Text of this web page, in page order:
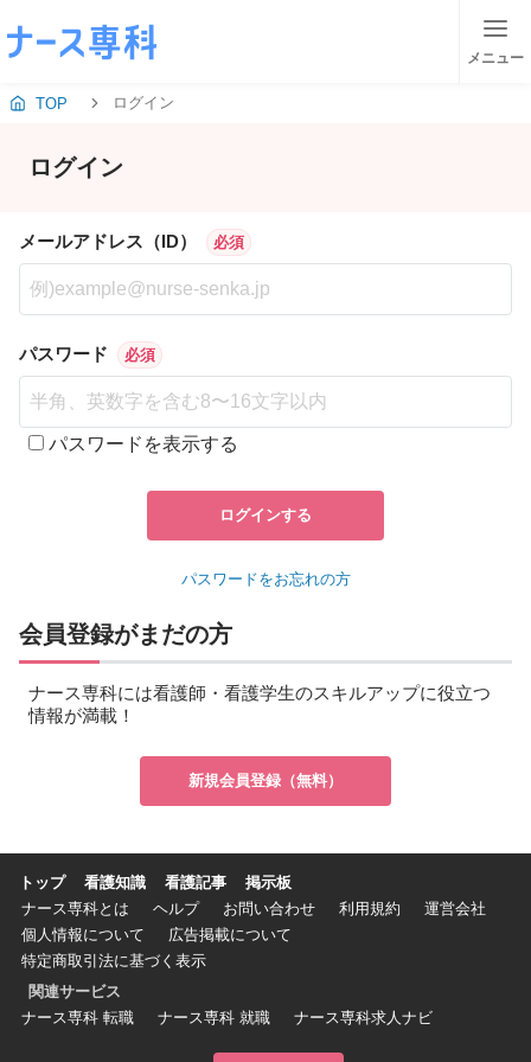
メニュー
TOP ログイン
ログイン
メールアドレス（ID） 必須
パスワード 必須
パスワードを表示する
ログインする
パスワードをお忘れの方
会員登録がまだの方
ナース専科には看護師・看護学生のスキルアップに役立つ
情報が満載！
新規会員登録（無料）
トップ 看護知識 看護記事
掲示板
ナース専科とは
ヘルプ お問い合わせ 利用規約
運営会社
個人情報について
広告掲載について
特定商取引法に基づく表示
関連サービス
ナース専科 転職
ナース専科 就職 ナース専科求人ナビ